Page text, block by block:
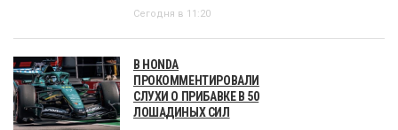
Сегодня в 11:20
В HONDA
ПРОКОММЕНТИРОВАЛИ
СЛУХИ О ПРИБАВКЕ В 50
ЛОШАДИНЫХ СИЛ